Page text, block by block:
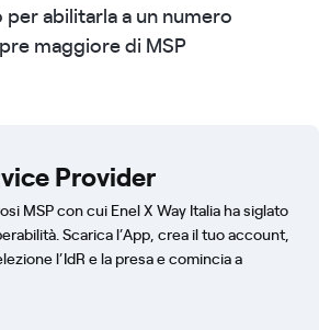
per abilitarla a un numero
maggiore di MSP
Provider
MSP con cui Enel X Way Italia ha siglato
Scarica l’App, crea il tuo account,
l’IdR e la presa e comincia a